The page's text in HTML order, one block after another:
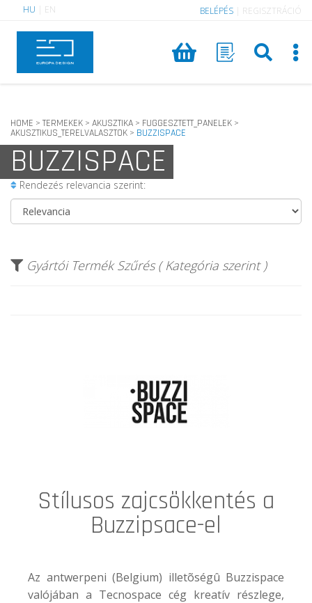
HU EN BELÉPÉS REGISZTRÁCIÓ
HOME > TERMEKEK > AKUSZTIKA > FUGGESZTETT_PANELEK >
AKUSZTIKUS_TERELVALASZTOK > BUZZISPACE
BUZZISPACE
Rendezés relevancia szerint:
Gyártói Termék Szűrés ( Kategória szerint )
Stílusos zajcsökkentés a
Buzzipsace-el
Az antwerpeni (Belgium) illetõségû Buzzispace
valójában a Tecnospace cég kreatív részlege,